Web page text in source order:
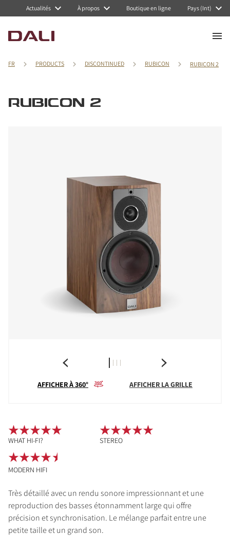
Actualités À propos Boutique en ligne Pays (Int)
FR PRODUCTS DISCONTINUED RUBICON RUBICON 2
RUBICON 2
AFFICHER À 360° AFFICHER LA GRILLE
Très détaillé avec un rendu sonore impressionnant et une
reproduction des basses étonnamment large qui offre
précision et synchronisation. Le mélange parfait entre une
petite taille et un grand son.
WHAT HI-FI? STEREO
MODERN HIFI